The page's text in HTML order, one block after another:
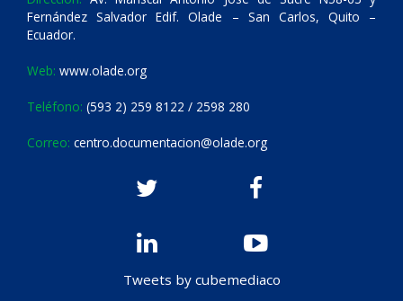
Fernández Salvador Edif. Olade – San Carlos, Quito –
Ecuador.
Web: www.olade.org
Teléfono: (593 2) 259 8122 / 2598 280
Correo: centro.documentacion@olade.org
Tweets by cubemediaco